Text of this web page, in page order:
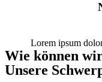
Lorem ipsum
Wie können
Unsere